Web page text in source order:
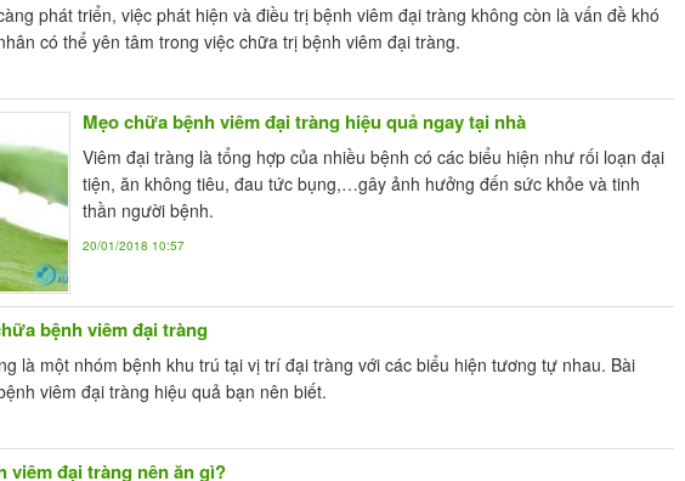
phát triển, việc phát hiện và điều trị bệnh viêm đại tràng không còn là vấn đề khó
có thể yên tâm trong việc chữa trị bệnh viêm đại tràng.
Mẹo chữa bệnh viêm đại tràng hiệu quả ngay tại nhà
Viêm đại tràng là tổng hợp của nhiều bệnh có các biểu hiện như rối loạn đại
tiện, ăn không tiêu, đau tức bụng,…gây ảnh hưởng đến sức khỏe và tinh
thần người bệnh.
20/01/2018 10:57
bệnh viêm đại tràng
là một nhóm bệnh khu trú tại vị trí đại tràng với các biểu hiện tương tự nhau. Bài
viêm đại tràng hiệu quả bạn nên biết.
viêm đại tràng nên ăn gì?